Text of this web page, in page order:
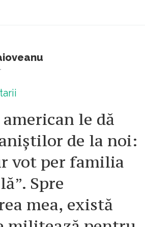
le dă
de la noi:
vot per familia
Spre
mea, există